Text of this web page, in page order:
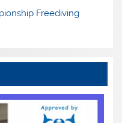
Freediving